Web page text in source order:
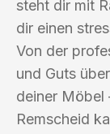
steht dir mit
dir einen
Von der
und Guts
deiner Möbel
Remscheid